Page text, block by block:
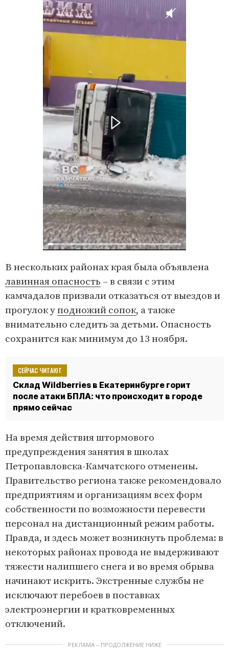
В нескольких районах края была объявлена
лавинная опасность – в связи с этим
камчадалов призвали отказаться от выездов и
прогулок уподножий сопок, а также
внимательно следить за детьми. Опасность
сохранится как минимум до 13 ноября.
СЕЙЧАС ЧИТАЮТ
Склад Wildberries в Екатеринбурге горит
после атаки БПЛА: что происходит в городе
прямо сейчас
На время действия штормового
предупреждения занятия в школах
Петропавловска-Камчатского отменены.
Правительство региона также рекомендовало
предприятиям и организациям всех форм
собственности по возможности перевести
персонал на дистанционный режим работы.
Правда, и здесь может возникнуть проблема: в
некоторых районах провода не выдерживают
тяжести налипшего снега и во время обрыва
начинают искрить. Экстренные службы не
исключают перебоев в поставках
электроэнергии и кратковременных
отключений.
РЕКЛАМА – ПРОДОЛЖЕНИЕ НИЖЕ